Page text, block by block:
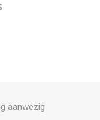
aanwezig